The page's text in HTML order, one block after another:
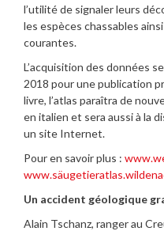
l’utilité de signaler leurs
les espèces chassables
courantes.
L’acquisition des données
2018 pour une publication
livre, l’atlas paraîtra de
en italien et sera aussi à la
un site Internet.
Pour en savoir plus :
Un accident géologique
Alain Tschanz, ranger au